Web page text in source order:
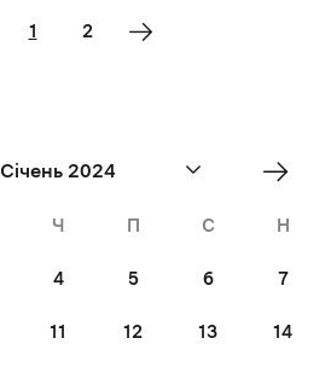
Січень 2024
Ч П С Н
4 5 6 7
11 12 13 14
Лют
»
1 2